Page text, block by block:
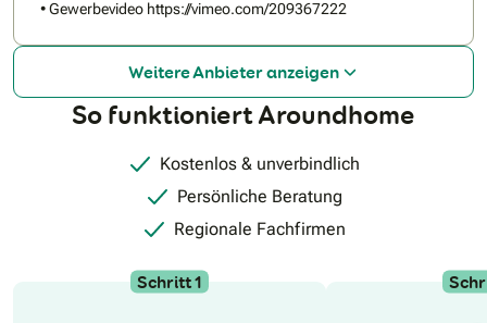
• Gewerbevideo https://vimeo.com/209367222
Weitere Anbieter anzeigen
So funktioniert Aroundhome
Kostenlos & unverbindlich
Persönliche Beratung
Regionale Fachfirmen
Schritt 1